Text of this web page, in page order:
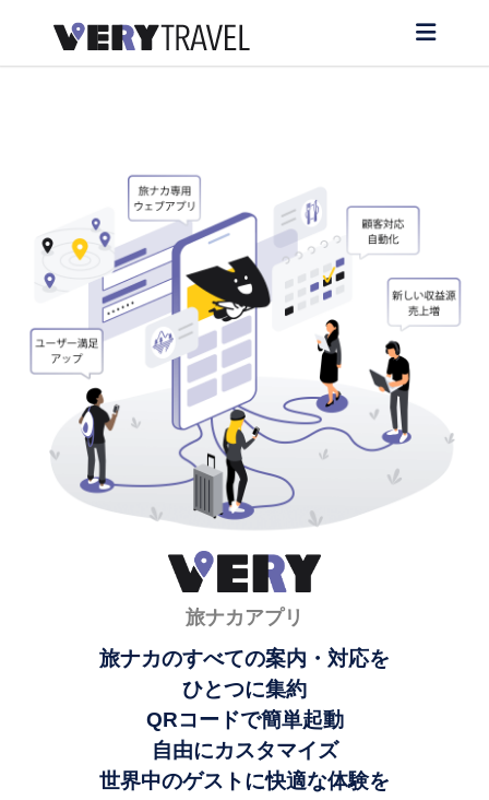
旅ナカアプリ
旅ナカのすべての案内・対応を
ひとつに集約
QRコードで簡単起動
自由にカスタマイズ
世界中のゲストに快適な体験を